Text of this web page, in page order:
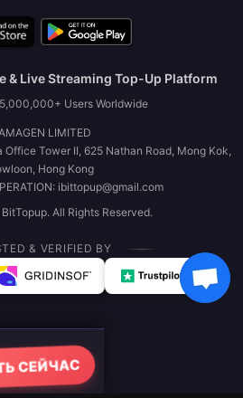
СЕЙЧАС
& Live Streaming Top-Up Platform
Users Worldwide
LIMITED
Office Tower II, 625 Nathan Road, Mong Kok,
Hong Kong
ibittopup@gmail.com
All Rights Reserved.
& VERIFIED BY